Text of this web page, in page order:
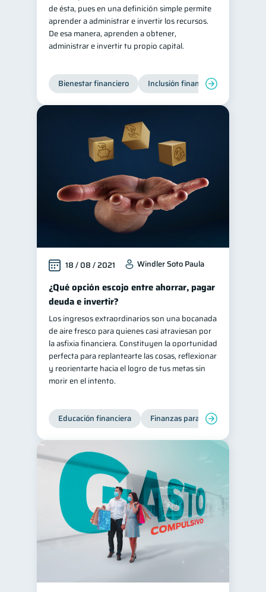
Préstamos Ahorro
Tarjeta de crédito 6
Historial crediticio 6
Ciberseguridad
Servicios
Superintendencia de Bancos
Criptomonedas 2
Inversiones 2
Finanzas Personales 1
Educación Financiera 1
Información financiera 1
inversiones
Salud mental 1
Doble sueldo 1
Gasto responsable
información financiera 1
de ésta, pues en una definición simple permite
aprender a administrar e invertir los recursos.
De esa manera, aprenden a obtener,
administrar e invertir tu propio capital.
Bienestar financiero Inclusión financiera
18 / 08 / 2021 Windler Soto Paula
¿Qué opción escojo entre ahorrar, pagar
deuda e invertir?
Los ingresos extraordinarios son una bocanada
de aire fresco para quienes casi atraviesan por
la asfixia financiera. Constituyen la oportunidad
perfecta para replantearte las cosas, reflexionar
y reorientarte hacia el logro de tus metas sin
morir en el intento.
Educación financiera Finanzas para jóvenes